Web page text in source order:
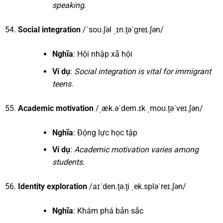
speaking.
Social integration/ˈsoʊ.ʃəl ˌɪn.t̬əˈɡreɪ.ʃən/
Nghĩa: Hội nhập xã hội
Ví dụ: Social integration is vital for immigrant
teens.
Academic motivation/ˌæk.əˈdem.ɪk ˌmoʊ.t̬əˈveɪ.ʃən/
Nghĩa: Động lực học tập
Ví dụ: Academic motivation varies among
students.
Identity exploration/aɪˈden.t̬ə.t̬i ˌek.spləˈreɪ.ʃən/
Nghĩa: Khám phá bản sắc